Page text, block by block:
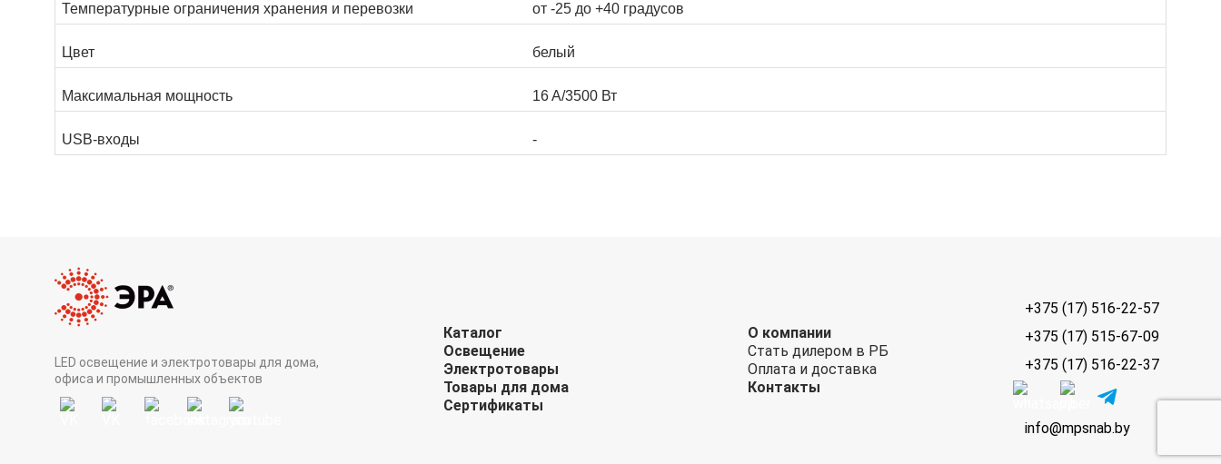
Температурные ограничения хранения и перевозки от -25 до +40 градусов
Цвет белый
Максимальная мощность 16 A/3500 Вт
USB-входы -
LED освещение и электротовары для дома,
офиса и промышленных объектов
Каталог
Освещение
Электротовары
Товары для дома
Сертификаты
О компании
Стать дилером в РБ
Оплата и доставка
Контакты
+375 (17) 516-22-57
+375 (17) 515-67-09
+375 (17) 516-22-37
info@mpsnab.by